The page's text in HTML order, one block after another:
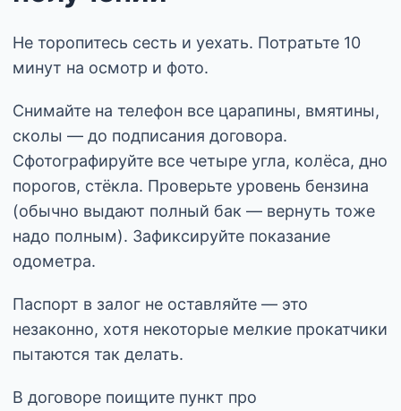
Не торопитесь сесть и уехать. Потратьте 10
минут на осмотр и фото.
Снимайте на телефон все царапины, вмятины,
сколы — до подписания договора.
Сфотографируйте все четыре угла, колёса, дно
порогов, стёкла. Проверьте уровень бензина
(обычно выдают полный бак — вернуть тоже
надо полным). Зафиксируйте показание
одометра.
Паспорт в залог не оставляйте — это
незаконно, хотя некоторые мелкие прокатчики
пытаются так делать.
В договоре поищите пункт про